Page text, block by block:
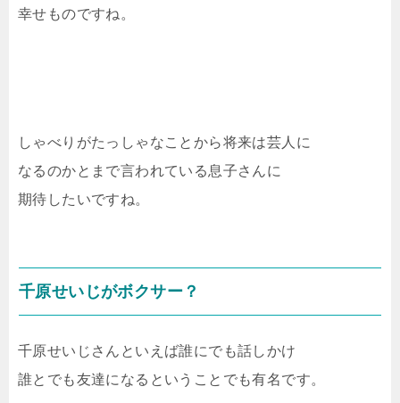
幸せものですね。
しゃべりがたっしゃなことから将来は芸人に
なるのかとまで言われている息子さんに
期待したいですね。
千原せいじがボクサー？
千原せいじさんといえば誰にでも話しかけ
誰とでも友達になるということでも有名です。